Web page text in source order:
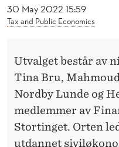
30 May 2022 15:59
Tax and Public Economics
Utvalget består av
Tina Bru,
Nordby Lunde og
medlemmer av
Stortinget. Orten
utdannet